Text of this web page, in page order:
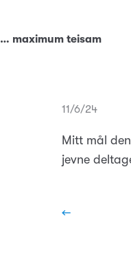
… maximum teisam
11/6/24
Mitt mål
jevne
←